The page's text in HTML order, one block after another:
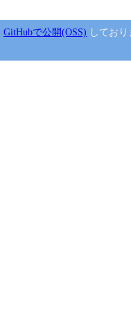
GitHubで公開(OSS) してお